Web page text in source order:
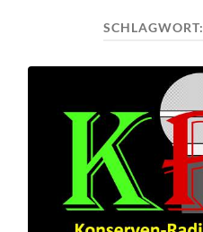
SCHLAGWORT: